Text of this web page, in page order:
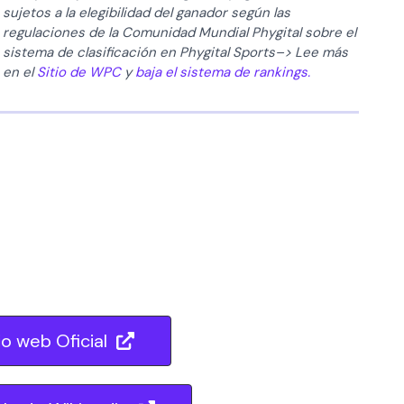
sujetos a la elegibilidad del ganador según las
regulaciones de la Comunidad Mundial Phygital sobre el
sistema de clasificación en Phygital Sports–> Lee más
en elSitio de WPC ybaja el sistema de rankings.
web Oficial